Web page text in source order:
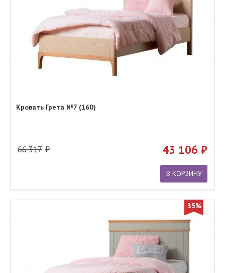
Кровать Грета №7 (160)
66 317 43 106
В КОРЗИНУ
35%